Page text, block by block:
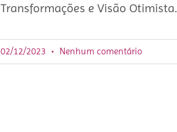
Transformações e Visão Otimista.
02/12/2023 Nenhum comentário